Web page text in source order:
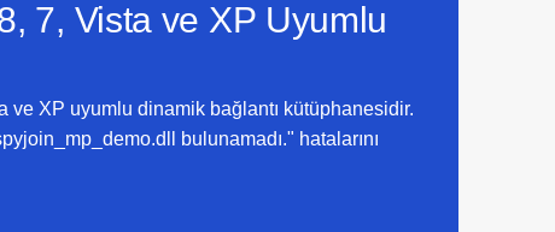
7, Vista ve XP Uyumlu
XP uyumlu dinamik bağlantı kütüphanesidir.
bulunamadı." hatalarını